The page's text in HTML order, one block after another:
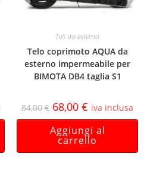
Teli da esterno
Telo coprimoto AQUA da
esterno impermeabile per
BIMOTA DB4 taglia S1
84,00€ 68,00 € iva inclusa
Aggiungi al
carrello